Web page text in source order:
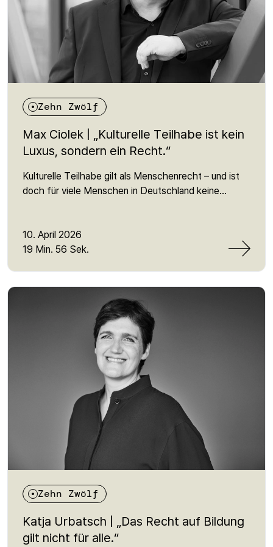
Zehn Zwölf
Max Ciolek | „Kulturelle Teilhabe ist kein
Luxus, sondern ein Recht.“
Kulturelle Teilhabe gilt als Menschenrecht – und ist
doch für viele Menschen in Deutschland keine
darüber, warum der Zugang zu Kultur noch immer
stark von sozialen Faktoren abhängt – und weshalb
Verantwortung und die Frage, warum kulturelle
Teilhabe mehr ist als ein Freizeitangebot: nämlich
eine Voraussetzung für Zugehörigkeit, Ausdruck und
demokratische Beteiligung. Eine Folge über ein
Recht, das viele nicht kennen – und das dennoch
grundlegend für eine offene Gesellschaft ist.
10. April 2026
19 Min. 56 Sek.
Zehn Zwölf
Katja Urbatsch | „Das Recht auf Bildung
gilt nicht für alle.“